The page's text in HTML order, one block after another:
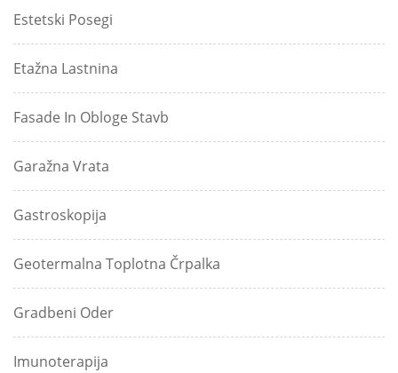
Estetski Posegi
Etažna Lastnina
Fasade In Obloge Stavb
Garažna Vrata
Gastroskopija
Geotermalna Toplotna Črpalka
Gradbeni Oder
Imunoterapija